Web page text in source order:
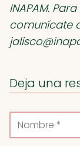
INAPAM.
comunícate
Deja una